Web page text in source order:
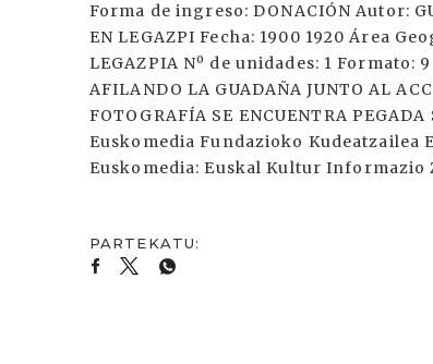
Forma de ingreso: DONACIÓN Autor:
EN LEGAZPI Fecha: 1900 1920 Área
LEGAZPIA Nº de unidades: 1 Formato:
AFILANDO LA GUADAÑA JUNTO AL
FOTOGRAFÍA SE ENCUENTRA
Euskomedia Fundazioko Kudeatzailea
Euskomedia: Euskal Kultur